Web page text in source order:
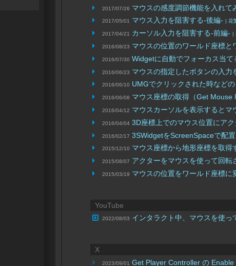
2017/07/26 マウスの感度調節機能を入れて
2017/05/01 マウス入力を阻害する-後編- | 花
2017/04/21 カーソル入力を阻害する-前編- |
2016/08/23 マウスの位置のワールド座標と
2016/07/30 Widgetに自動でフォーカス当て
2016/06/23 マウスの指定したボタンの入力
2016/06/10 UMGでクリックされた時など
2016/06/08 マウス座標の取得（Get Mouse
2016/04/12 マウスカーソルを表示すると
2016/04/04 3D座標上でのマウス位置にア
2016/02/17 3SWidgetをScreenSpaceで配
2015/12/10 マウス座標から地形座標を取得
2015/08/07 アクターをマウスを使って回転
2015/03/19 マウスの位置をワールド座標に
YouTube
2022/08/03 インタラクト中、マウスを使
X
2023/09/01 Get Player Controller の